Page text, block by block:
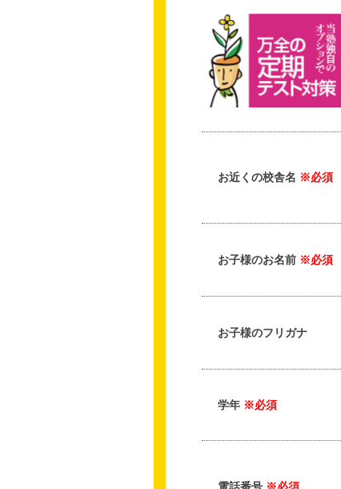
お近くの校舎名 ※必須
お子様のお名前 ※必須
お子様のフリガナ
学年 ※必須
電話番号 ※必須